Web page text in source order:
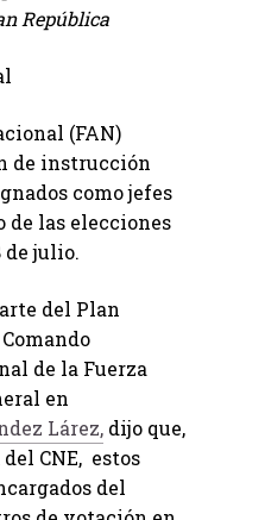
República
(FAN)
de instrucción
como jefes
de las elecciones
de julio.
del Plan
de la Fuerza
en
Lárez, dijo que,
CNE, estos
del